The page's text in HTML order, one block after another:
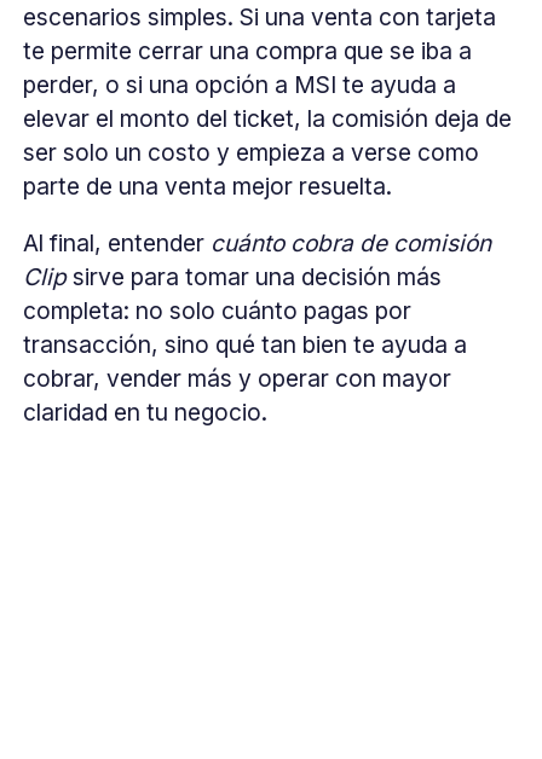
escenarios simples. Si una venta con tarjeta
te permite cerrar una compra que se iba a
perder, o si una opción a MSI te ayuda a
elevar el monto del ticket, la comisión deja de
ser solo un costo y empieza a verse como
parte de una venta mejor resuelta.
Al final, entender cuánto cobra de comisión
Clipsirve para tomar una decisión más
completa: no solo cuánto pagas por
transacción, sino qué tan bien te ayuda a
cobrar, vender más y operar con mayor
claridad en tu negocio.